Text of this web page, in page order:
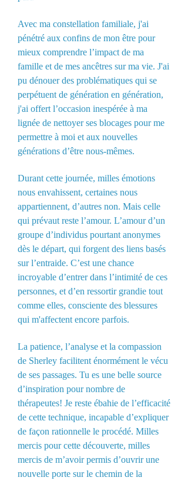
Avec ma constellation familiale, j'ai
pénétré aux confins de mon être pour
mieux comprendre l’impact de ma
famille et de mes ancêtres sur ma vie. J'ai
pu dénouer des problématiques qui se
perpétuent de génération en génération,
j'ai offert l’occasion inespérée à ma
lignée de nettoyer ses blocages pour me
permettre à moi et aux nouvelles
générations d’être nous-mêmes.
Durant cette journée, milles émotions
nous envahissent, certaines nous
appartiennent, d’autres non. Mais celle
qui prévaut reste l’amour. L’amour d’un
groupe d’individus pourtant anonymes
dès le départ, qui forgent des liens basés
sur l’entraide. C’est une chance
incroyable d’entrer dans l’intimité de ces
personnes, et d’en ressortir grandie tout
comme elles, consciente des blessures
qui m'affectent encore parfois.
La patience, l’analyse et la compassion
de Sherley facilitent énormément le vécu
de ses passages. Tu es une belle source
d’inspiration pour nombre de
thérapeutes! Je reste ébahie de l’efficacité
de cette technique, incapable d’expliquer
de façon rationnelle le procédé. Milles
mercis pour cette découverte, milles
mercis de m’avoir permis d’ouvrir une
nouvelle porte sur le chemin de la